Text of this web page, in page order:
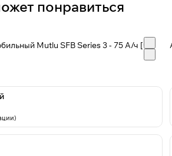
понравиться
Mutlu SFB Series 3 - 75 А/ч [+-]